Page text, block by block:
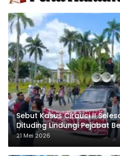
Sebut Kasus Cirauci II
Dituding Lindungi Pejabat
21 Mei 2026